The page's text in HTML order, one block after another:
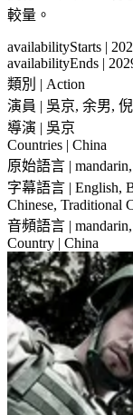
較量。
availabilityStarts |
availabilityEnds |
類別 | Action
演員 | 吳京, 余男,
導演 | 吳京
Countries | China
原始語言 |
字幕語言 | English,
Chinese, Traditional
音頻語言 |
Country | China